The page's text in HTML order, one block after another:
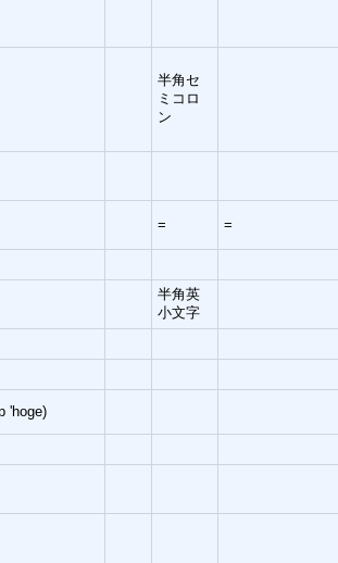
半角セ
ミコロ
ン
= =
半角英
小文字
'hoge)